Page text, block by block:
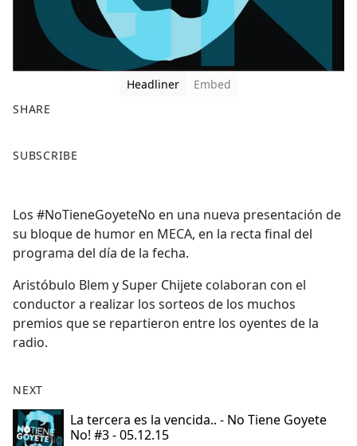
Headliner
Embed
SHARE
a
b
o
o
k
SUBSCRIBE
Los #NoTieneGoyeteNo en una nueva presentación de
su bloque de humor en MECA, en la recta final del
programa del día de la fecha.
Aristóbulo Blem y Super Chijete colaboran con el
conductor a realizar los sorteos de los muchos
premios que se repartieron entre los oyentes de la
radio.
NEXT
La tercera es la vencida.. - No Tiene Goyete
No! #3 - 05.12.15